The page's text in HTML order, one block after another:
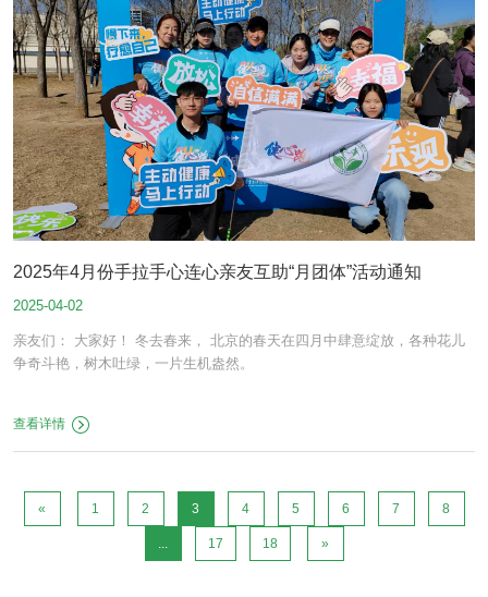
2025年4月份手拉手心连心亲友互助“月团体”活动通知
2025-04-02
亲友们： 大家好！ 冬去春来， 北京的春天在四月中肆意绽放，各种花儿
争奇斗艳，树木吐绿，一片生机盎然。
查看详情
« 1 2 3 4 5 6 7 8
... 17 18 »